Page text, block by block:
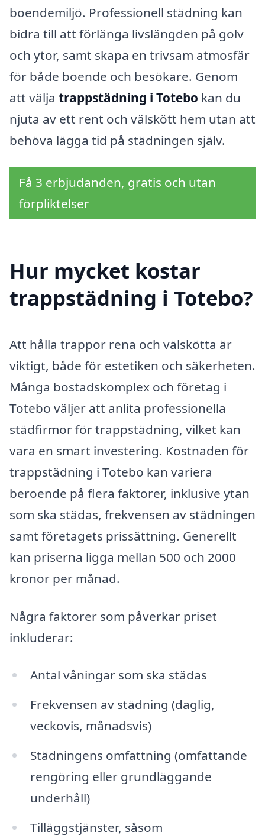
boendemiljö. Professionell städning kan
bidra till att förlänga livslängden på golv
och ytor, samt skapa en trivsam atmosfär
för både boende och besökare. Genom
att välja trappstädning i Totebo kan du
njuta av ett rent och välskött hem utan att
behöva lägga tid på städningen själv.
Få 3 erbjudanden, gratis och utan
förpliktelser
Hur mycket kostar
trappstädning i Totebo?
Att hålla trappor rena och välskötta är
viktigt, både för estetiken och säkerheten.
Många bostadskomplex och företag i
Totebo väljer att anlita professionella
städfirmor för trappstädning, vilket kan
vara en smart investering. Kostnaden för
trappstädning i Totebo kan variera
beroende på flera faktorer, inklusive ytan
som ska städas, frekvensen av städningen
samt företagets prissättning. Generellt
kan priserna ligga mellan 500 och 2000
kronor per månad.
Några faktorer som påverkar priset
inkluderar:
Antal våningar som ska städas
Frekvensen av städning (daglig,
veckovis, månadsvis)
Städningens omfattning (omfattande
rengöring eller grundläggande
underhåll)
Tilläggstjänster, såsom